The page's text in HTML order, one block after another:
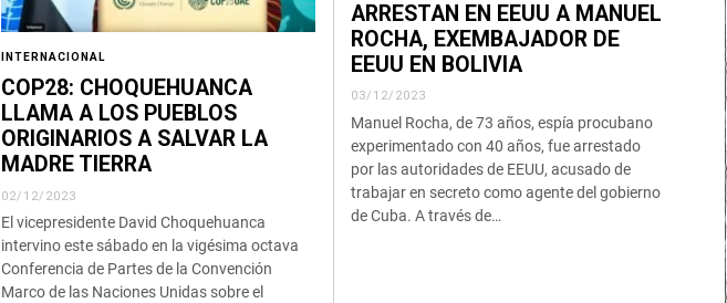
ARRESTAN EN EEUU A MANUEL
ROCHA, EXEMBAJADOR DE
EEUU EN BOLIVIA
03/12/2023
Manuel Rocha, de 73 años, espía procubano
experimentado con 40 años, fue arrestado
por las autoridades de EEUU, acusado de
trabajar en secreto como agente del gobierno
de Cuba. A través de…
INTERNACIONAL
COP28: CHOQUEHUANCA
LLAMA A LOS PUEBLOS
ORIGINARIOS A SALVAR LA
MADRE TIERRA
02/12/2023
El vicepresidente David Choquehuanca
intervino este sábado en la vigésima octava
Conferencia de Partes de la Convención
Marco de las Naciones Unidas sobre el